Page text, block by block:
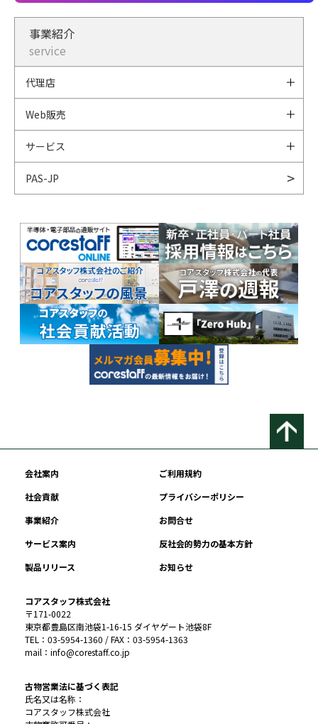
事業紹介
service
代理店
Web販売
サービス
PAS-JP
会社案内
ご利用規約
社会貢献
プライバシーポリシー
事業紹介
お問合せ
サービス案内
反社会的勢力の基本方針
製品リリース
お知らせ
コアスタッフ株式会社
〒171-0022
東京都豊島区南池袋1-16-15 ダイヤゲート池袋8F
TEL：03-5954-1360 / FAX：03-5954-1363
mail：info@corestaff.co.jp
古物営業法に基づく表記
氏名又は名称：
コアスタッフ株式会社